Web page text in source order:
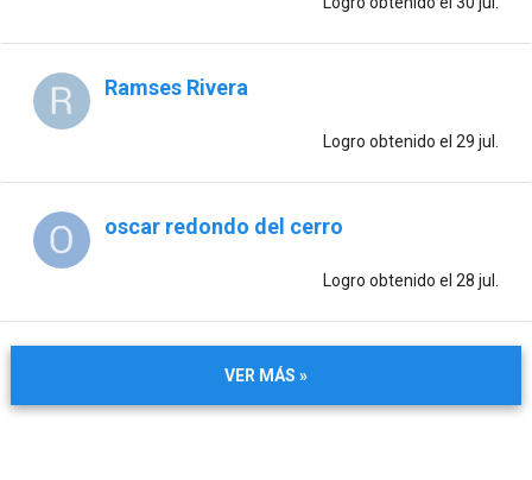
Ramses Rivera
Logro obtenido el 29 jul.
oscar redondo del cerro
Logro obtenido el 28 jul.
VER MÁS »